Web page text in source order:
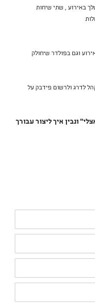
באירוע , שתי שיחות
וגם בפולדר שיחולק
לדרג ולרשום פידבק על
ונבין איך ליצור עבורך